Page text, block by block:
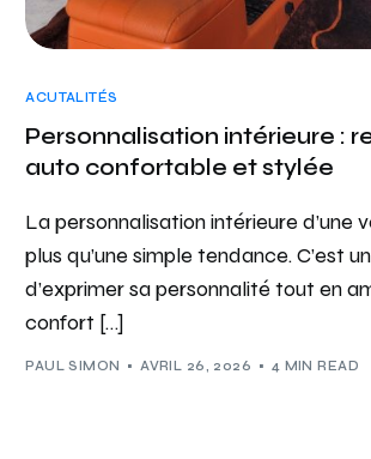
ACUTALITÉS
Personnalisation intérieure :
auto confortable et stylée
La personnalisation intérieure d’une
plus qu’une simple tendance. C’est
d’exprimer sa personnalité tout en
confort […]
PAUL SIMON AVRIL 26, 2026 4 MIN READ